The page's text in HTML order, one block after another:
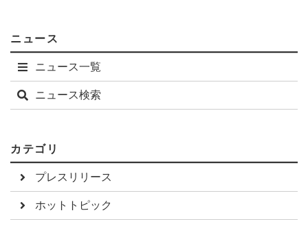
ニュース
ニュース一覧
ニュース検索
カテゴリ
プレスリリース
ホットトピック